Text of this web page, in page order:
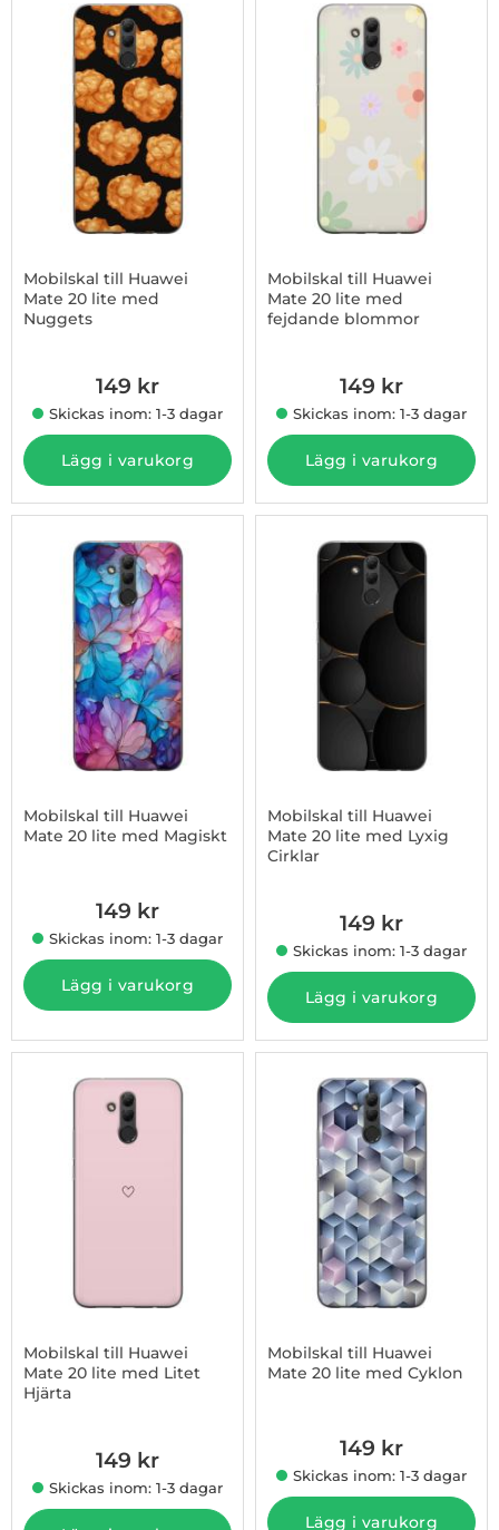
Mobilskal till Huawei
Mate 20 lite med
Nuggets
149 kr
Skickas inom: 1-3 dagar
Lägg i varukorg
Mobilskal till Huawei
Mate 20 lite med
fejdande blommor
149 kr
Skickas inom: 1-3 dagar
Lägg i varukorg
Mobilskal till Huawei
Mate 20 lite med Magiskt
149 kr
Skickas inom: 1-3 dagar
Lägg i varukorg
Mobilskal till Huawei
Mate 20 lite med Lyxig
Cirklar
149 kr
Skickas inom: 1-3 dagar
Lägg i varukorg
Mobilskal till Huawei
Mate 20 lite med Litet
Hjärta
149 kr
Skickas inom: 1-3 dagar
Mobilskal till Huawei
Mate 20 lite med Cyklon
149 kr
Skickas inom: 1-3 dagar
Lägg i varukorg